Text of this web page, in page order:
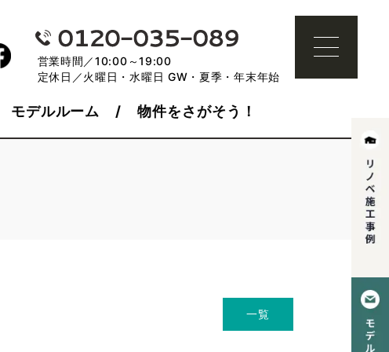
営業時間／10:00～19:00
定休日／火曜日・水曜日 GW・夏季・年末年始
モデルルーム 物件をさがそう！
一覧